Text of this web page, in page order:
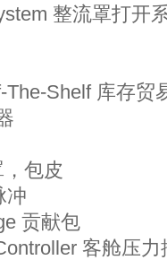
整流罩打开
The-Shelf 库存贸
包皮
冲
贡献包
客舱压